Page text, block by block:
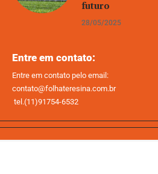
futuro
28/05/2025
Entre em contato:
Entre em contato pelo email:
contato@folhateresina.com.br
tel.(11)91754-6532